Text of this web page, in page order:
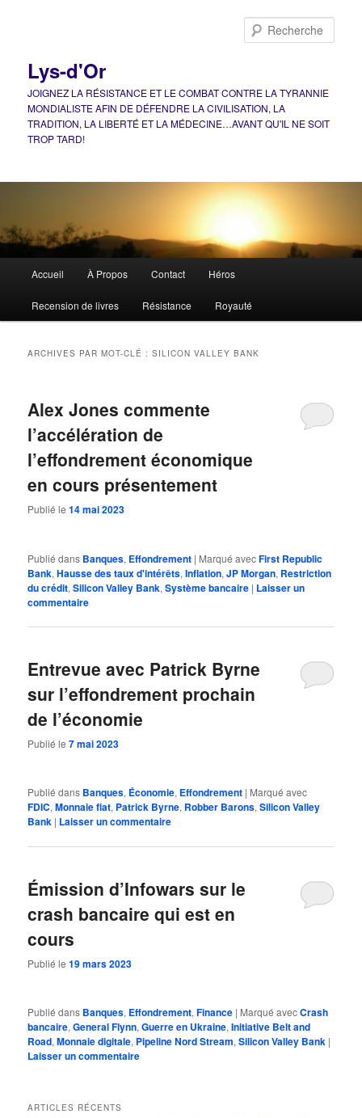
Lys-d'Or
JOIGNEZ LA RÉSISTANCE ET LE COMBAT CONTRE LA TYRANNIE
MONDIALISTE AFIN DE DÉFENDRE LA CIVILISATION, LA
TRADITION, LA LIBERTÉ ET LA MÉDECINE…AVANT QU'IL NE SOIT
TROP TARD!
principal
Accueil À Propos Contact Héros
Recension de livres Résistance Royauté
ARCHIVES PAR MOT-CLÉ :SILICON VALLEY BANK
Alex Jones commente
l’accélération de
l’effondrement économique
en cours présentement
Publié le14 mai 2023
Publié dans Banques, Effondrement | Marqué avecFirst Republic
Bank,Hausse des taux d'intérêts,Inflation,JP Morgan, Restriction
du crédit,Silicon Valley Bank,Système bancaire | Laisser un
commentaire
Entrevue avec Patrick Byrne
sur l’effondrement prochain
de l’économie
Publié le7 mai 2023
Publié dans Banques, Économie, Effondrement | Marqué avec
FDIC,Monnaie fiat, Patrick Byrne, Robber Barons,Silicon Valley
Bank | Laisser un commentaire
Émission d’Infowars sur le
crash bancaire qui est en
cours
Publié le19 mars 2023
Publié dans Banques, Effondrement,Finance | Marqué avecCrash
bancaire,General Flynn,Guerre en Ukraine,Initiative Belt and
Road,Monnaie digitale, Pipeline Nord Stream,Silicon Valley Bank |
Laisser un commentaire
ARTICLES RÉCENTS